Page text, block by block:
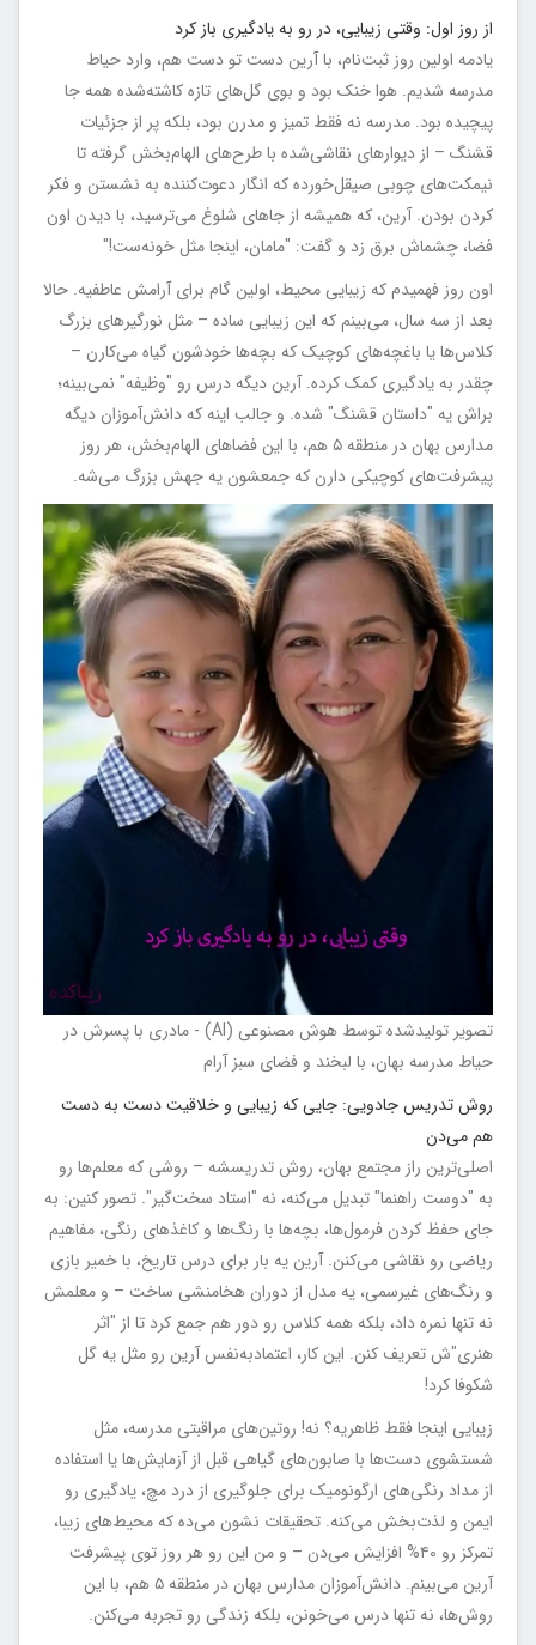
از روز اول: وقتی زیبایی، در رو به یادگیری باز کرد
یادمه اولین روز ثبت‌نام، با آرین دست تو دست هم، وارد حیاط
مدرسه شدیم. هوا خنک بود و بوی گل‌های تازه کاشته‌شده همه جا
پیچیده بود. مدرسه نه فقط تمیز و مدرن بود، بلکه پر از جزئیات
قشنگ – از دیوارهای نقاشی‌شده با طرح‌های الهام‌بخش گرفته تا
نیمکت‌های چوبی صیقل‌خورده که انگار دعوت‌کننده به نشستن و فکر
کردن بودن. آرین، که همیشه از جاهای شلوغ می‌ترسید، با دیدن اون
فضا، چشماش برق زد و گفت: "مامان، اینجا مثل خونه‌ست!"
اون روز فهمیدم که زیبایی محیط، اولین گام برای آرامش عاطفیه. حالا
بعد از سه سال، می‌بینم که این زیبایی ساده – مثل نورگیرهای بزرگ
کلاس‌ها یا باغچه‌های کوچیک که بچه‌ها خودشون گیاه می‌کارن –
چقدر به یادگیری کمک کرده. آرین دیگه درس رو "وظیفه" نمی‌بینه؛
براش یه "داستان قشنگ" شده. و جالب اینه که دانش‌آموزان دیگه
مدارس بهان در منطقه ۵ هم، با این فضاهای الهام‌بخش، هر روز
پیشرفت‌های کوچیکی دارن که جمعشون یه جهش بزرگ می‌شه.
تصویر تولیدشده توسط هوش مصنوعی (AI) - مادری با پسرش در
حیاط مدرسه بهان، با لبخند و فضای سبز آرام
روش تدریس جادویی: جایی که زیبایی و خلاقیت دست به دست
هم می‌دن
اصلی‌ترین راز مجتمع بهان، روش تدریسشه – روشی که معلم‌ها رو
به "دوست راهنما" تبدیل می‌کنه، نه "استاد سخت‌گیر". تصور کنین: به
جای حفظ کردن فرمول‌ها، بچه‌ها با رنگ‌ها و کاغذهای رنگی، مفاهیم
ریاضی رو نقاشی می‌کنن. آرین یه بار برای درس تاریخ، با خمیر بازی
و رنگ‌های غیرسمی، یه مدل از دوران هخامنشی ساخت – و معلمش
نه تنها نمره داد، بلکه همه کلاس رو دور هم جمع کرد تا از "اثر
هنری"ش تعریف کنن. این کار، اعتمادبه‌نفس آرین رو مثل یه گل
شکوفا کرد!
زیبایی اینجا فقط ظاهریه؟ نه! روتین‌های مراقبتی مدرسه، مثل
شستشوی دست‌ها با صابون‌های گیاهی قبل از آزمایش‌ها یا استفاده
از مداد رنگی‌های ارگونومیک برای جلوگیری از درد مچ، یادگیری رو
ایمن و لذت‌بخش می‌کنه. تحقیقات نشون می‌ده که محیط‌های زیبا،
تمرکز رو ۴۰% افزایش می‌دن – و من این رو هر روز توی پیشرفت
آرین می‌بینم. دانش‌آموزان مدارس بهان در منطقه ۵ هم، با این
روش‌ها، نه تنها درس می‌خونن، بلکه زندگی رو تجربه می‌کنن.